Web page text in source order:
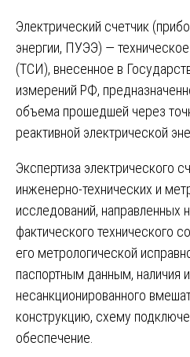
Электрический счетчик
энергии, ПУЭЭ) —
(ТСИ), внесенное в
измерений РФ,
объема прошедшей через
реактивной электрической
Экспертиза электрического
инженерно-технических и
исследований, направленных
фактического технического
его метрологической
паспортным данным, наличия
несанкционированного
конструкцию, схему
обеспечение.